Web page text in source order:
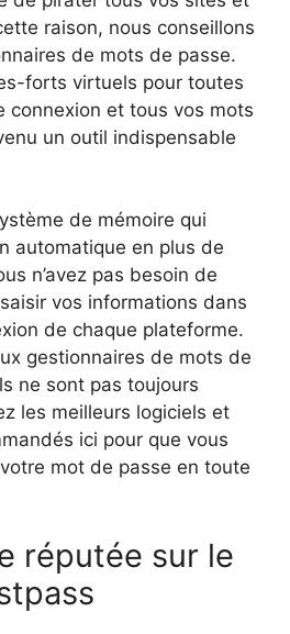
raison, nous conseillons
de mots de passe.
forts virtuels pour toutes
connexion et tous vos mots
un outil indispensable
de mémoire qui
automatique en plus de
n’avez pas besoin de
vos informations dans
de chaque plateforme.
gestionnaires de mots de
ne sont pas toujours
les meilleurs logiciels et
ici pour que vous
mot de passe en toute
réputée sur le